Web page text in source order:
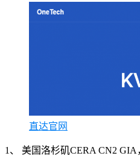
直达官网
1、 美国洛杉矶CERA CN2